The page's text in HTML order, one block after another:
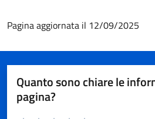
Pagina aggiornata il 12/09/2025
Quanto sono chiare le
pagina?